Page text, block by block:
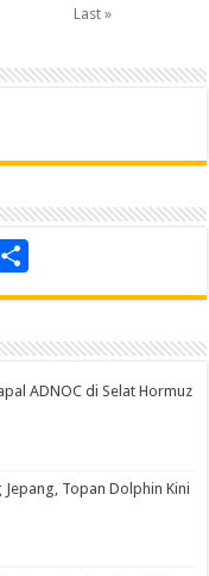
Last »
ADNOC di Selat Hormuz
Topan Dolphin Kini